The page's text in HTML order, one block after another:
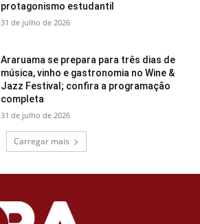
protagonismo estudantil
31 de julho de 2026
Araruama se prepara para três dias de
música, vinho e gastronomia no Wine &
Jazz Festival; confira a programação
completa
31 de julho de 2026
Carregar mais